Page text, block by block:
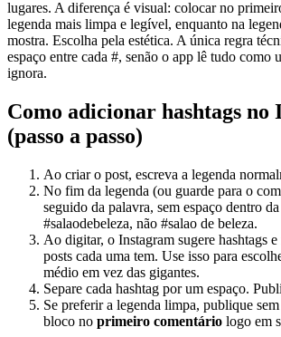
lugares. A diferença é visual: colocar no
legenda mais limpa e legível, enquanto na
mostra. Escolha pela estética. A única regra
espaço entre cada #, senão o app lê tudo como
ignora.
Como adicionar hashtags no
(passo a passo)
Ao criar o post, escreva a legenda
No fim da legenda (ou guarde para o
seguido da palavra, sem espaço dentro
#salaodebeleza, não #salao de beleza.
Ao digitar, o Instagram sugere hashtags
posts cada uma tem. Use isso para
médio em vez das gigantes.
Separe cada hashtag por um espaço.
Se preferir a legenda limpa, publique
bloco no primeiro comentário logo em